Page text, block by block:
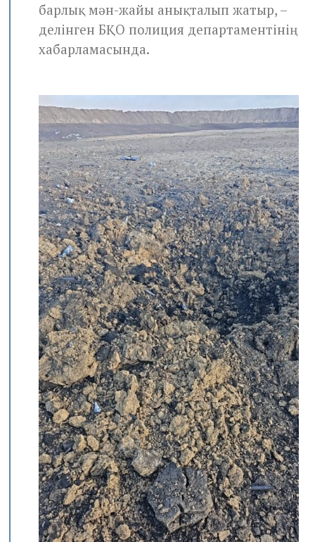
барлық мән-жайы анықталып жатыр, –
делінген БҚО полиция департаментінің
хабарламасында.